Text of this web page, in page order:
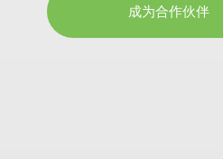
成为合作伙伴